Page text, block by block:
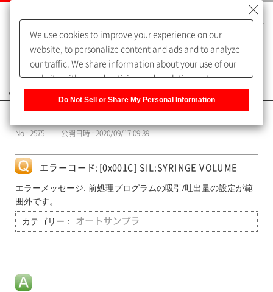
よくあるご質問（FAQ）
No : 2575 公開日時 : 2020/09/17 09:39
エラーコード:[0x001C] SIL:SYRINGE VOLUME
エラーメッセージ: 前処理プログラムの吸引/吐出量の設定が範
囲外です。
カテゴリー： オートサンプラ
We use cookies to improve your experience on our
website, to personalize content and ads and to analyze
our traffic. We share information about your use of our
website with our advertising and analytics partners,
of our sharing information about you with our partners.
Information] to customize your cookie settings on our
Do Not Sell or Share My Personal Information